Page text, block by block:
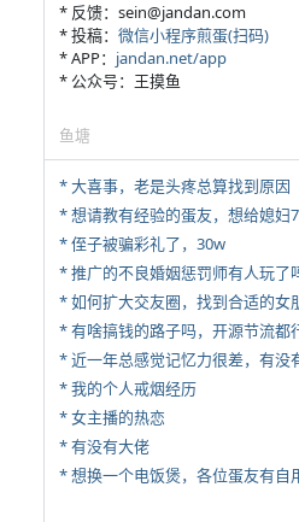
* 反馈：sein@jandan.com
* 投稿： 微信小程序煎蛋(扫码)
* APP： jandan.net/app
* 公众号：王摸鱼
鱼塘
* 大喜事，老是头疼总算找到原因
* 侄子被骗彩礼了，30w
* 推广的不良婚姻惩罚师有人玩了
* 如何扩大交友圈，找到合适的女
* 近一年总感觉记忆力很差，有没
* 我的个人戒烟经历
* 女主播的热恋
* 有没有大佬
* 想换一个电饭煲，各位蛋友有自